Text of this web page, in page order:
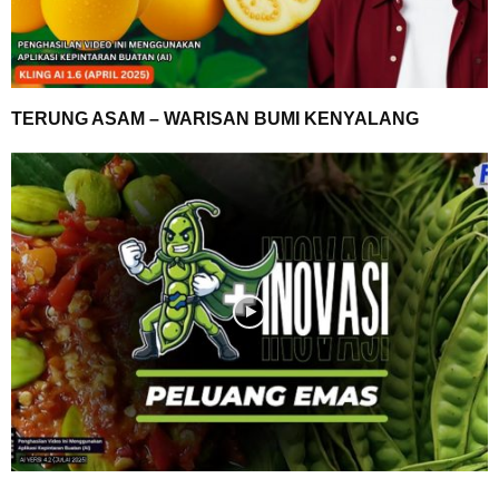
TERUNG ASAM – WARISAN BUMI KENYALANG